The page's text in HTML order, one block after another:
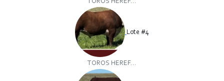
TOROS HEREF...
Lote #4
TOROS HEREF...